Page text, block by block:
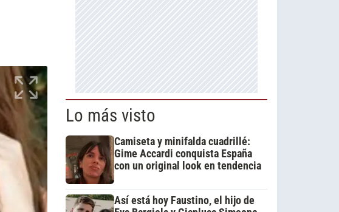
Lo más visto
Camiseta y minifalda cuadrillé:
Gime Accardi conquista España
con un original look en tendencia
Así está hoy Faustino, el hijo de